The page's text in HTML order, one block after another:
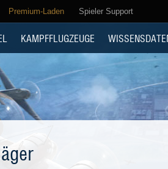
Premium-Laden Spieler Support
KAMPFFLUGZEUGE